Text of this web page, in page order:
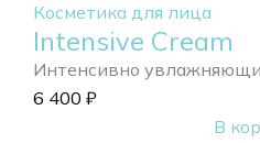
Косметика для лица
Intensive Cream
Интенсивно
6 400 ₽
В